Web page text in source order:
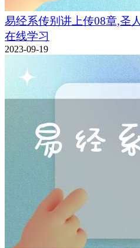
易经系传别讲上传08章,圣
在线学习
2023-09-19